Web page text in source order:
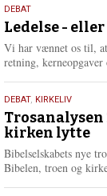
10.
juni
2026
DEBAT
Ledelse -
Vi har vænnet os til,
retning,
2.
juni
2026
DEBAT, KIRKELIV
Trosanalysen
kirken lytte
Bibelselskabets nye
Bibelen, troen og